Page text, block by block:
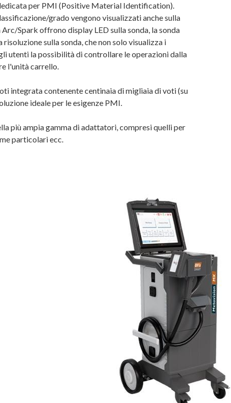
per PMI (Positive Material Identification).
grado vengono visualizzati anche sulla
Spark offrono display LED sulla sonda, la sonda
sulla sonda, che non solo visualizza i
utenti la possibilità di controllare le operazioni dalla
l'unità carrello.
integrata contenente centinaia di migliaia di voti (su
ideale per le esigenze PMI.
più ampia gamma di adattatori, compresi quelli per
particolari ecc.